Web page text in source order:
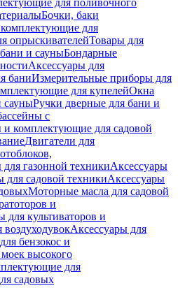
для поливочного
Бочки, баки
для
опрыскивателейТовары для
и сауныБондарные
Аксессуары для
баниИзмерительные приборы для
для купелейОкна
сауныРучки дверные для бани и
с
и комплектующие для садовой
Двигатели для
для газонной техникиАксессуары
для садовой техникиАксессуары
Моторные масла для садовой
и
для культиваторов и
воздуходувокАксессуары для
бензокос и
высокого
для
садовых